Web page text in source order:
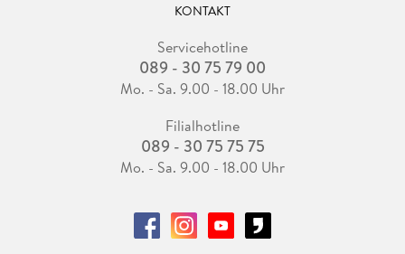
KONTAKT
Servicehotline
089 - 30 75 79 00
Mo. - Sa. 9.00 - 18.00 Uhr
Filialhotline
089 - 30 75 75 75
Mo. - Sa. 9.00 - 18.00 Uhr